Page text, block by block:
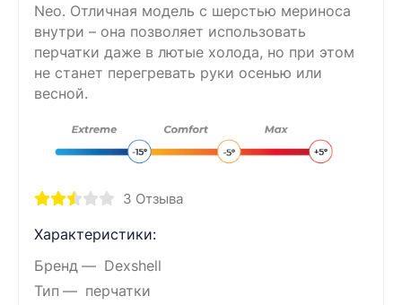
Neo. Отличная модель с шерстью мериноса
внутри – она позволяет использовать
перчатки даже в лютые холода, но при этом
не станет перегревать руки осенью или
весной.
3 Отзыва
Характеристики:
Бренд
Dexshell
Тип
перчатки